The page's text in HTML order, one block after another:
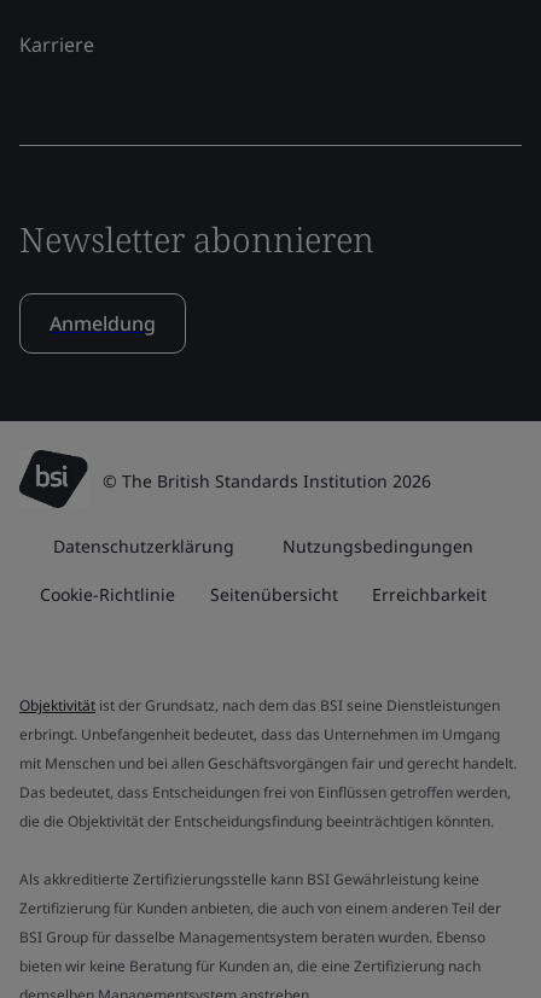
Karriere
Newsletter abonnieren
Anmeldung
© The British Standards Institution 2026
Datenschutzerklärung Nutzungsbedingungen
Cookie-Richtlinie Seitenübersicht Erreichbarkeit
Objektivität ist der Grundsatz, nach dem das BSI seine Dienstleistungen
erbringt. Unbefangenheit bedeutet, dass das Unternehmen im Umgang
mit Menschen und bei allen Geschäftsvorgängen fair und gerecht handelt.
Das bedeutet, dass Entscheidungen frei von Einflüssen getroffen werden,
die die Objektivität der Entscheidungsfindung beeinträchtigen könnten.
Als akkreditierte Zertifizierungsstelle kann BSI Gewährleistung keine
Zertifizierung für Kunden anbieten, die auch von einem anderen Teil der
BSI Group für dasselbe Managementsystem beraten wurden. Ebenso
bieten wir keine Beratung für Kunden an, die eine Zertifizierung nach